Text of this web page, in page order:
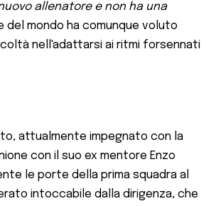
allenatore e non ha una
del mondo ha comunque voluto
nell'adattarsi ai ritmi forsennati
attualmente impegnato con la
con il suo ex mentore Enzo
le porte della prima squadra al
intoccabile dalla dirigenza, che